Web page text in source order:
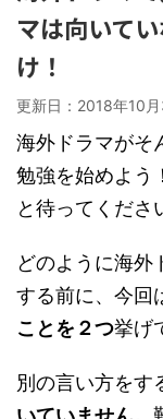
マは向いて
け！
更新日： 2018年10月
海外ドラマがそ
勉強を始めよう
と待ってくださ
どのように海外
する前に、今回
ことを２つ挙げ
別の言い方をす